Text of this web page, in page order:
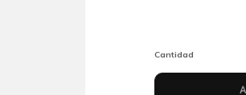
Cantidad